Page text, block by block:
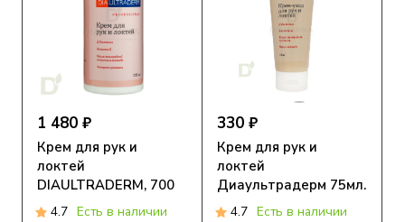
1 480 ₽
Крем для рук и
локтей
DIAULTRADERM, 700
мл4.7 Есть в наличии
330 ₽
Крем для рук и
локтей
Диаультрадерм 75мл.
4.7 Есть в наличии